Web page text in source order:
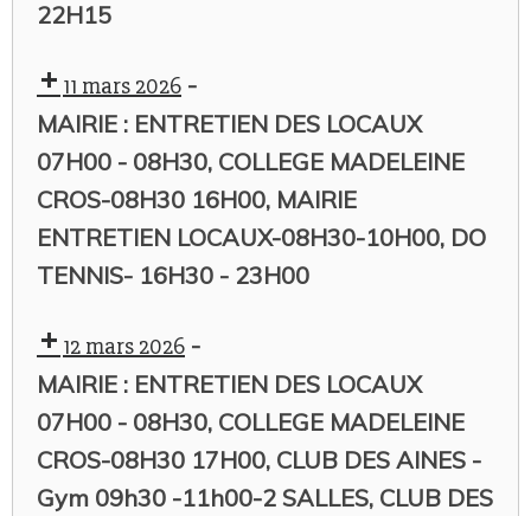
22H15
11 mars 2026 -
MAIRIE : ENTRETIEN DES LOCAUX
07H00 - 08H30, COLLEGE MADELEINE
CROS-08H30 16H00, MAIRIE
ENTRETIEN LOCAUX-08H30-10H00, DO
TENNIS- 16H30 - 23H00
12 mars 2026 -
MAIRIE : ENTRETIEN DES LOCAUX
07H00 - 08H30, COLLEGE MADELEINE
CROS-08H30 17H00, CLUB DES AINES -
Gym 09h30 -11h00-2 SALLES, CLUB DES